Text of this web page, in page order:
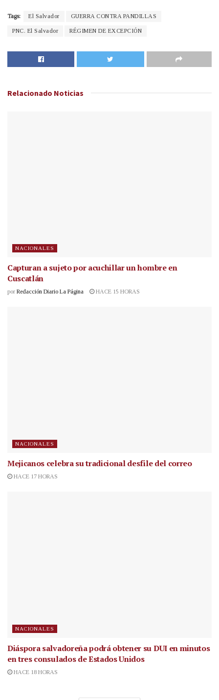
Tags: El Salvador GUERRA CONTRA PANDILLAS
PNC. El Salvador RÉGIMEN DE EXCEPCIÓN
Relacionado Noticias
NACIONALES
Capturan a sujeto por acuchillar un hombre en
Cuscatlán
por Redacción Diario La Página HACE 15 HORAS
NACIONALES
Mejicanos celebra su tradicional desfile del correo
HACE 17 HORAS
NACIONALES
Diáspora salvadoreña podrá obtener su DUI en minutos
en tres consulados de Estados Unidos
HACE 18 HORAS